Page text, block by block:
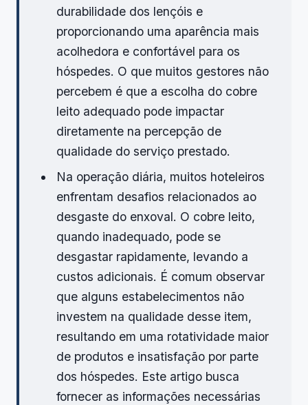
durabilidade dos lençóis e
proporcionando uma aparência mais
acolhedora e confortável para os
hóspedes. O que muitos gestores não
percebem é que a escolha do cobre
leito adequado pode impactar
diretamente na percepção de
qualidade do serviço prestado.
Na operação diária, muitos hoteleiros
enfrentam desafios relacionados ao
desgaste do enxoval. O cobre leito,
quando inadequado, pode se
desgastar rapidamente, levando a
custos adicionais. É comum observar
que alguns estabelecimentos não
investem na qualidade desse item,
resultando em uma rotatividade maior
de produtos e insatisfação por parte
dos hóspedes. Este artigo busca
fornecer as informações necessárias